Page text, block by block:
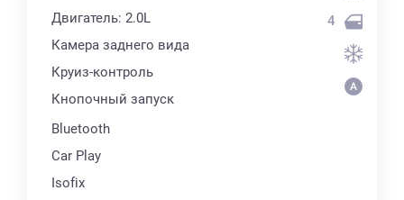
Двигатель: 2.0L
Камера заднего вида
Круиз-контроль
Кнопочный запуск
Bluetooth
Car Play
Isofix
4